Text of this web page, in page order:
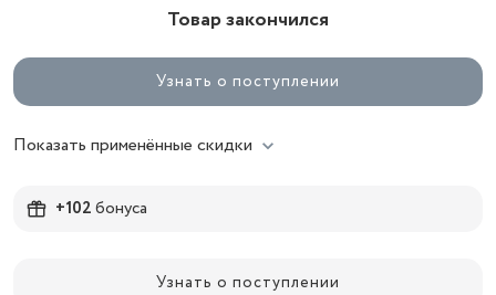
Товар закончился
Узнать о поступлении
Показать применённые скидки
+102бонуса
Узнать о поступлении